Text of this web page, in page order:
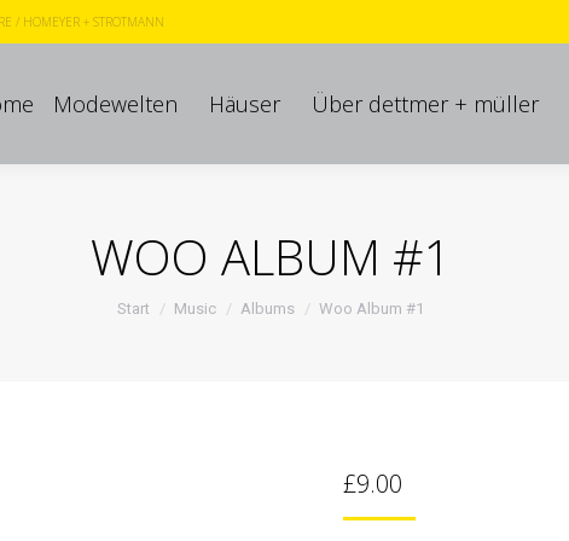
/ HOMEYER + STROTMANN
Modewelten Häuser Über dettmer + müller
WOO ALBUM #1
Sie befinden sich hier:
Start Music Albums Woo Album #1
£9.00
Modewelten Häuser Über dettmer + müller